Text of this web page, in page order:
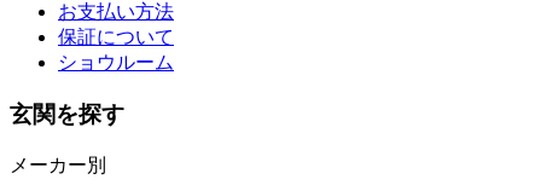
お支払い方法
保証について
ショウルーム
玄関を探す
メーカー別